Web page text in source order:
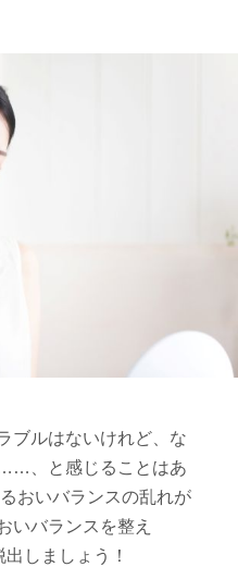
ブルはないけれど、な
、と感じることはあ
おいバランスの乱れが
いバランスを整え
しましょう！